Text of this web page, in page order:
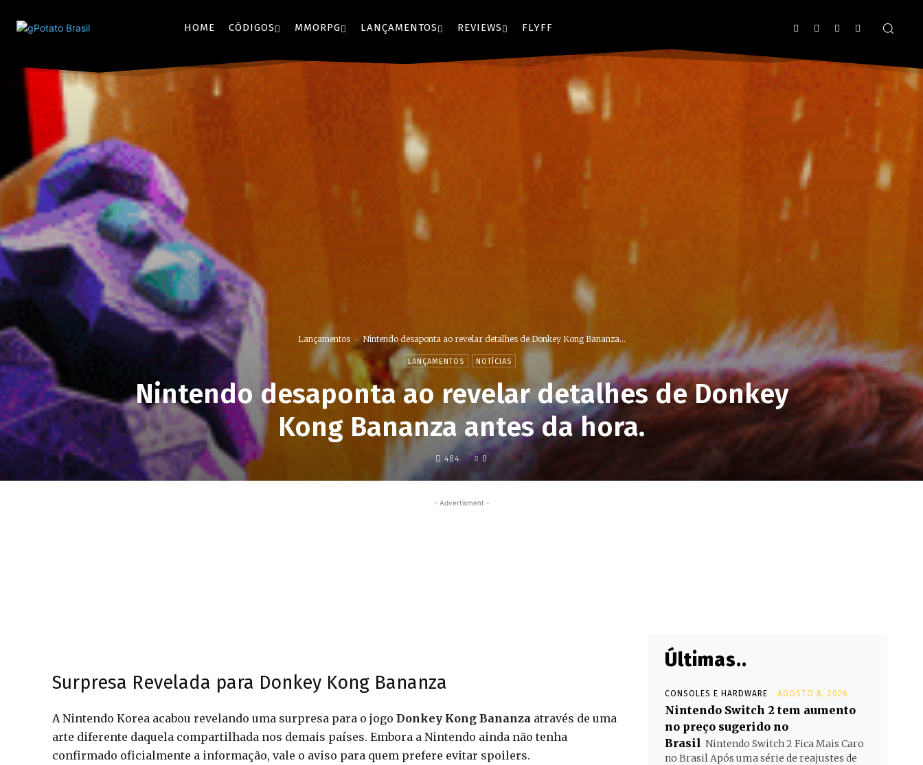
HOME CÓDIGOS MMORPG LANÇAMENTOS REVIEWS FLYFF
Lançamentos Nintendo desaponta ao revelar detalhes de Donkey Kong Bananza...
LANÇAMENTOS NOTÍCIAS
Nintendo desaponta ao revelar detalhes de Donkey
Kong Bananza antes da hora.
484 0
- Advertisment -
Surpresa Revelada para Donkey Kong Bananza
A Nintendo Korea acabou revelando uma surpresa para o jogo Donkey Kong Bananza através de uma
arte diferente daquela compartilhada nos demais países. Embora a Nintendo ainda não tenha
confirmado oficialmente a informação, vale o aviso para quem prefere evitar spoilers.
Últimas..
CONSOLES E HARDWARE AGOSTO 8, 2026
Nintendo Switch 2 tem aumento
no preço sugerido no
Brasil Nintendo Switch 2 Fica Mais Caro
no Brasil Após uma série de reajustes de